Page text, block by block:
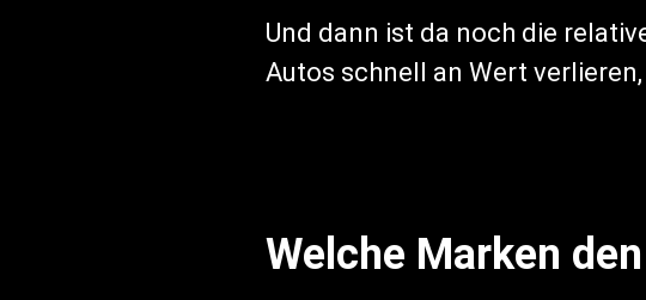
Und dann ist da noch die
Autos schnell an Wert
Welche Marken